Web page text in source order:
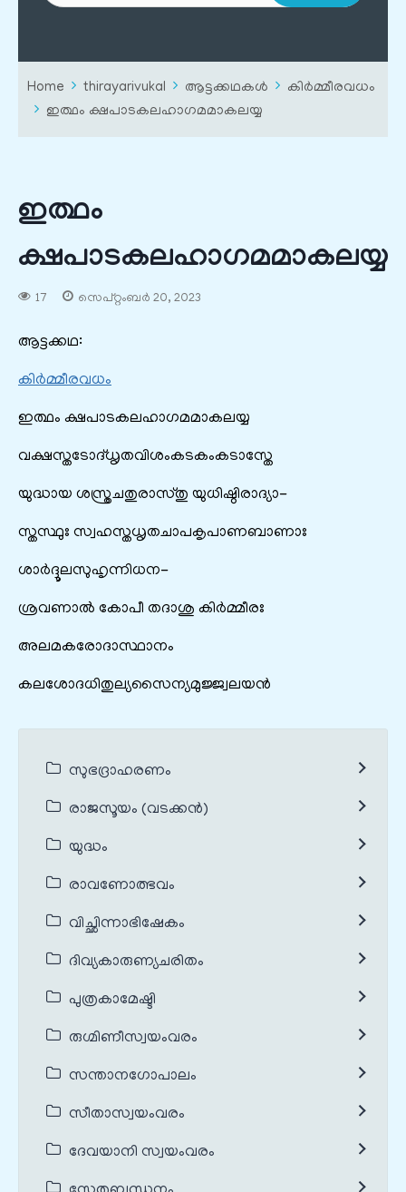
Home thirayarivukal ആട്ടക്കഥകൾ
കിർമ്മീരവധം
ഇത്ഥം ക്ഷപാടകലഹാഗമമാകലയ്യ
ഇത്ഥം
ക്ഷപാടകലഹാഗമമാകലയ്യ
17 സെപ്റ്റംബർ 20, 2023
ആട്ടക്കഥ:
കിർമ്മീരവധം
ഇത്ഥം ക്ഷപാടകലഹാഗമമാകലയ്യ
വക്ഷസ്തടോദ്‌ധൃതവിശംകടകം‌കടാസ്തേ
യുദ്ധായ ശസ്ത്രചതുരാസ്തു യുധിഷ്ഠിരാദ്യാ-
സ്തസ്ഥുഃ സ്വഹസ്തധൃതചാപകൃപാണബാണാഃ
ശാർദ്ദൂലസുഹൃന്നിധന-
ശ്രവണാൽ കോപീ തദാശു കിർമ്മീരഃ
അലമകരോദാസ്ഥാനം
കലശോദധിതുല്യസൈന്യമുജ്ജ്വലയൻ
സുഭദ്രാഹരണം
രാജസൂയം (വടക്കൻ)
യുദ്ധം
രാവണോത്ഭവം
വിച്ഛിന്നാഭിഷേകം
ദിവ്യകാരുണ്യചരിതം
പുത്രകാമേഷ്ടി
രുഗ്മിണീസ്വയംവരം
സന്താനഗോപാലം
സീതാസ്വയംവരം
ദേവയാനി സ്വയംവരം